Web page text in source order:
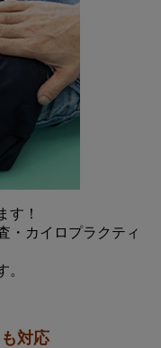
す！
・カイロプラクティ
。
対応